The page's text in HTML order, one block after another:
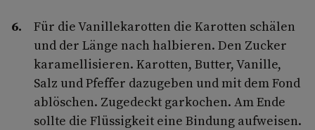
Für die Vanillekarotten die Karotten schälen
und der Länge nach halbieren. Den Zucker
karamellisieren. Karotten, Butter, Vanille,
Salz und Pfeffer dazugeben und mit dem Fond
ablöschen. Zugedeckt garkochen. Am Ende
sollte die Flüssigkeit eine Bindung aufweisen.